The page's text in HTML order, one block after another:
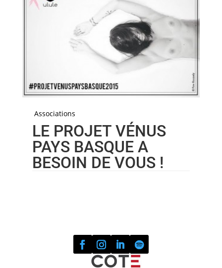
Associations
LE PROJET VÉNUS
PAYS BASQUE A
BESOIN DE VOUS !